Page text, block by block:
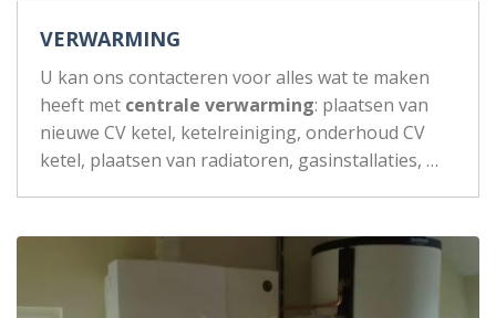
VERWARMING
U kan ons contacteren voor alles wat te maken
heeft met centrale verwarming: plaatsen van
nieuwe CV ketel, ketelreiniging, onderhoud CV
ketel, plaatsen van radiatoren, gasinstallaties, …